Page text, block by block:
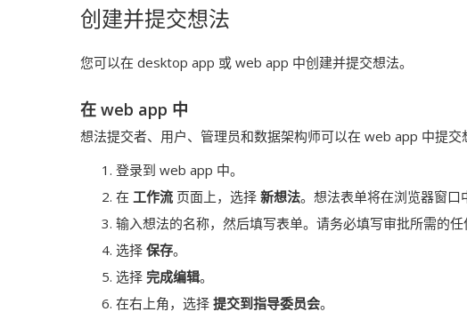
创建并提交想法
您可以在 desktop app 或 web app 中创建并提交想法。
在 web app 中
想法提交者、用户、管理员和数据架构师可以在 web app 中提交
登录到 web app 中。
在 工作流 页面上，选择 新想法。想法表单将在浏览器窗口
输入想法的名称，然后填写表单。请务必填写审批所需的任
选择 保存。
选择 完成编辑。
在右上角，选择 提交到指导委员会。